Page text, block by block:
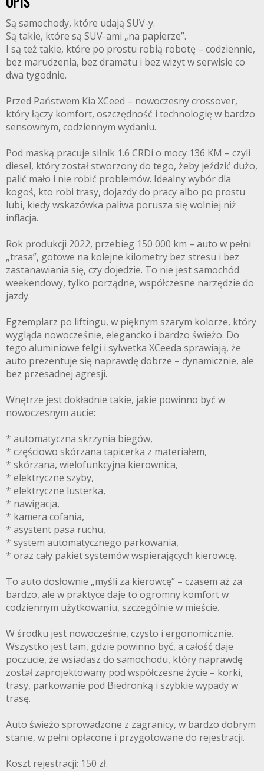
Są samochody, które udają SUV-y.
Są takie, które są SUV-ami „na papierze”.
I są też takie, które po prostu robią robotę – codziennie,
bez marudzenia, bez dramatu i bez wizyt w serwisie co
dwa tygodnie.
Przed Państwem Kia XCeed – nowoczesny crossover,
który łączy komfort, oszczędność i technologię w bardzo
sensownym, codziennym wydaniu.
Pod maską pracuje silnik 1.6 CRDi o mocy 136 KM – czyli
diesel, który został stworzony do tego, żeby jeździć dużo,
palić mało i nie robić problemów. Idealny wybór dla
kogoś, kto robi trasy, dojazdy do pracy albo po prostu
lubi, kiedy wskazówka paliwa porusza się wolniej niż
inflacja.
Rok produkcji 2022, przebieg 150 000 km – auto w pełni
„trasa”, gotowe na kolejne kilometry bez stresu i bez
zastanawiania się, czy dojedzie. To nie jest samochód
weekendowy, tylko porządne, współczesne narzędzie do
jazdy.
Egzemplarz po liftingu, w pięknym szarym kolorze, który
wygląda nowocześnie, elegancko i bardzo świeżo. Do
tego aluminiowe felgi i sylwetka XCeeda sprawiają, że
auto prezentuje się naprawdę dobrze – dynamicznie, ale
bez przesadnej agresji.
Wnętrze jest dokładnie takie, jakie powinno być w
nowoczesnym aucie:
* automatyczna skrzynia biegów,
* częściowo skórzana tapicerka z materiałem,
* skórzana, wielofunkcyjna kierownica,
* elektryczne szyby,
* elektryczne lusterka,
* nawigacja,
* kamera cofania,
* asystent pasa ruchu,
* system automatycznego parkowania,
* oraz cały pakiet systemów wspierających kierowcę.
To auto dosłownie „myśli za kierowcę” – czasem aż za
bardzo, ale w praktyce daje to ogromny komfort w
codziennym użytkowaniu, szczególnie w mieście.
W środku jest nowocześnie, czysto i ergonomicznie.
Wszystko jest tam, gdzie powinno być, a całość daje
poczucie, że wsiadasz do samochodu, który naprawdę
został zaprojektowany pod współczesne życie – korki,
trasy, parkowanie pod Biedronką i szybkie wypady w
trasę.
Auto świeżo sprowadzone z zagranicy, w bardzo dobrym
stanie, w pełni opłacone i przygotowane do rejestracji.
Koszt rejestracji: 150 zł.